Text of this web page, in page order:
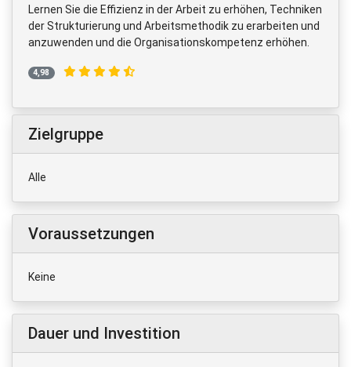
Lernen Sie die Effizienz in der Arbeit zu erhöhen, Techniken
der Strukturierung und Arbeitsmethodik zu erarbeiten und
anzuwenden und die Organisationskompetenz erhöhen.
4,98
Zielgruppe
Alle
Voraussetzungen
Keine
Dauer und Investition